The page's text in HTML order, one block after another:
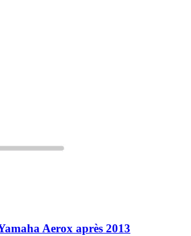
Aerox après 2013